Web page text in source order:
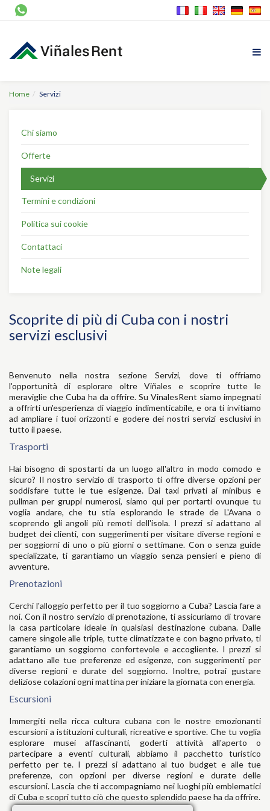
Home Servizi
Chi siamo
Offerte
Servizi
Termini e condizioni
Politica sui cookie
Contattaci
Note legali
Scoprite di più di Cuba con i nostri
servizi esclusivi
Benvenuto nella nostra sezione Servizi, dove ti offriamo
l'opportunità di esplorare oltre Viñales e scoprire tutte le
meraviglie che Cuba ha da offrire. Su VinalesRent siamo impegnati
a offrirti un'esperienza di viaggio indimenticabile, e ora ti invitiamo
ad ampliare i tuoi orizzonti e godere dei nostri servizi esclusivi in
tutto il paese.
Trasporti
Hai bisogno di spostarti da un luogo all'altro in modo comodo e
sicuro? Il nostro servizio di trasporto ti offre diverse opzioni per
soddisfare tutte le tue esigenze. Dai taxi privati ai minibus e
pullman per gruppi numerosi, siamo qui per portarti ovunque tu
voglia andare, che tu stia esplorando le strade de L'Avana o
scoprendo gli angoli più remoti dell'isola. I prezzi si adattano al
budget dei clienti, con suggerimenti per visitare diverse regioni e
per soggiorni di uno o più giorni o settimane. Con o senza guide
specializzate, ti garantiamo un viaggio senza pensieri e pieno di
avventure.
Prenotazioni
Cerchi l'alloggio perfetto per il tuo soggiorno a Cuba? Lascia fare a
noi. Con il nostro servizio di prenotazione, ti assicuriamo di trovare
la casa particolare ideale in qualsiasi destinazione cubana. Dalle
camere singole alle triple, tutte climatizzate e con bagno privato, ti
garantiamo un soggiorno confortevole e accogliente. I prezzi si
adattano alle tue preferenze ed esigenze, con suggerimenti per
diverse regioni e durate del soggiorno. Inoltre, potrai gustare
deliziose colazioni ogni mattina per iniziare la giornata con energia.
Escursioni
Immergiti nella ricca cultura cubana con le nostre emozionanti
escursioni a istituzioni culturali, ricreative e sportive. Che tu voglia
esplorare musei affascinanti, goderti attività all'aperto o
partecipare a eventi culturali, abbiamo il pacchetto turistico
perfetto per te. I prezzi si adattano al tuo budget e alle tue
preferenze, con opzioni per diverse regioni e durate delle
escursioni. Lascia che ti accompagniamo nei luoghi più emblematici
di Cuba e scopri tutto ciò che questo splendido paese ha da offrire.